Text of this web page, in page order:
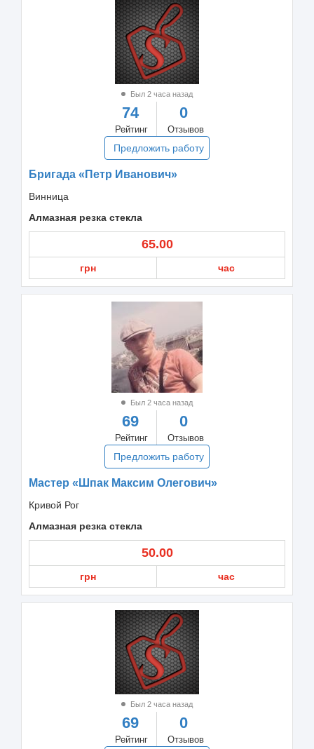
Был 2 часа назад
74
Рейтинг
0
Отзывов
Предложить работу
Бригада «Петр Иванович»
Винница
Алмазная резка стекла
65.00
грн час
Был 2 часа назад
69
Рейтинг
0
Отзывов
Предложить работу
Мастер «Шпак Максим Олегович»
Кривой Рог
Алмазная резка стекла
50.00
грн час
Был 2 часа назад
69
Рейтинг
0
Отзывов